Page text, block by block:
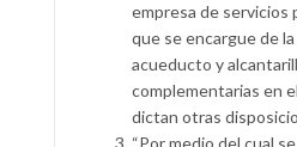
empresa de servicios
que se encargue de
acueducto y
complementarias en
dictan otras
“Por medio del cual